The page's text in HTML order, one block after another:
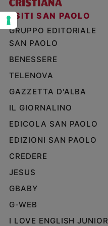
Policy
Contatti
Pubblicità
Registrati
Redazione
I SITI SAN PAOLO
GRUPPO EDITORIALE
SAN PAOLO
BENESSERE
TELENOVA
GAZZETTA D'ALBA
IL GIORNALINO
EDICOLA SAN PAOLO
EDIZIONI SAN PAOLO
CREDERE
JESUS
GBABY
G-WEB
I LOVE ENGLISH JUNIOR